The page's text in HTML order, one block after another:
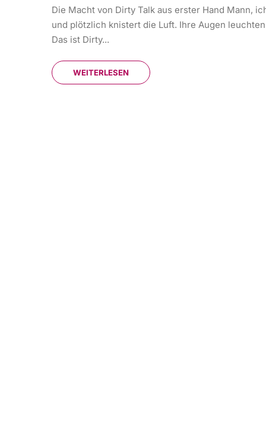
Die Macht von Dirty Talk aus erster Hand Mann,
und plötzlich knistert die Luft. Ihre Augen
Das ist Dirty...
WEITERLESEN